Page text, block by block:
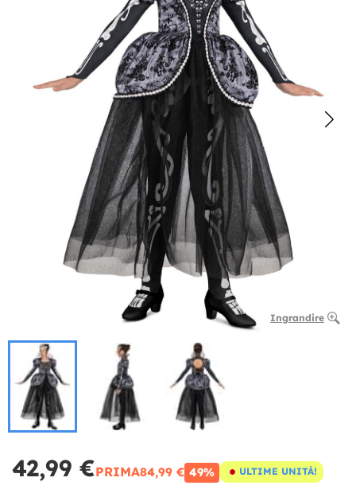
Ingrandire
42,99 €PRIMA84,99 € 49% ULTIME UNITÀ!